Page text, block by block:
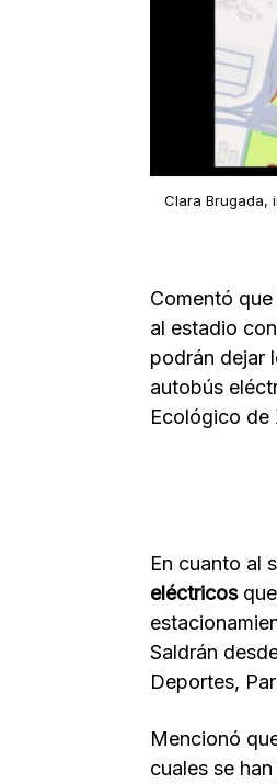
Clara Brugada,
Comentó
al estadio
podrán dejar
autobús
Ecológico de
En cuanto al
eléctricos
Saldrán
Deportes,
Mencionó
cuales se